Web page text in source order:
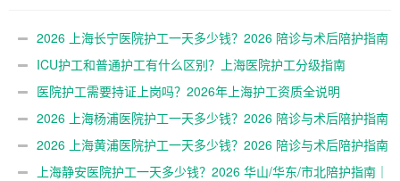
2026 上海长宁医院护工一天多少钱？2026 陪诊与术后陪护指南
｜爱之缘护工
ICU护工和普通护工有什么区别？上海医院护工分级指南
医院护工需要持证上岗吗？2026年上海护工资质全说明
2026 上海杨浦医院护工一天多少钱？2026 陪诊与术后陪护指南
｜爱之缘护工
2026 上海黄浦医院护工一天多少钱？2026 陪诊与术后陪护指南
｜爱之缘护工
上海静安医院护工一天多少钱？2026 华山/华东/市北陪护指南｜